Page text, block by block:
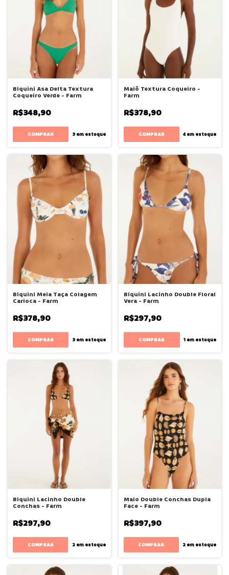
Biquini Asa Delta Textura
Coqueiro Verde - Farm
R$348,90
COMPRAR 3em estoque
Maiô Textura Coqueiro -
Farm
R$378,90
COMPRAR 4 em estoque
Biquini Meia Taça Colagem
Carioca - Farm
R$378,90
COMPRAR 3em estoque
Biquini Lacinho Double Floral
Vera - Farm
R$297,90
COMPRAR 1 em estoque
Biquini Lacinho Double
Conchas - Farm
R$297,90
COMPRAR 2em estoque
Maio Double Conchas Dupla
Face - Farm
R$397,90
COMPRAR 2 em estoque